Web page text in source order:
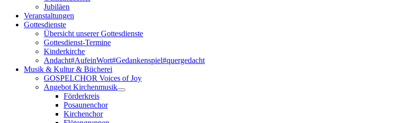
Jubiläen
Veranstaltungen
Gottesdienste
Übersicht unserer Gottesdienste
Gottesdienst-Termine
Kinderkirche
Andacht#AufeinWort#Gedankenspiel#quergedacht
Musik & Kultur & Bücherei
GOSPELCHOR Voices of Joy
Angebot Kirchenmusik
Förderkreis
Posaunenchor
Kirchenchor